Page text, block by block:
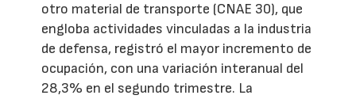
otro material de transporte (CNAE 30), que
engloba actividades vinculadas a la industria
de defensa, registró el mayor incremento de
ocupación, con una variación interanual del
28,3% en el segundo trimestre. La